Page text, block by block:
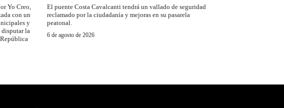
Yo Creo,
con un
y
la
El puente Costa Cavalcanti tendrá un vallado de seguridad
reclamado por la ciudadanía y mejoras en su pasarela
peatonal.
6 de agosto de 2026